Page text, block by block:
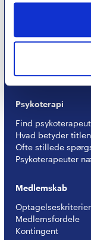
leve op til en
erfaring for at
Psykoterapi
Find psykoterapeut
Hvad betyder
Ofte stillede
Psykoterapeuter
Medlemskab
Optagelseskriterier
Medlemsfordele
Kontingent